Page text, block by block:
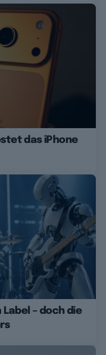
das iPhone
Label – doch die